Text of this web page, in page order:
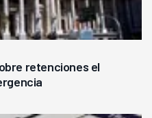
retenciones el